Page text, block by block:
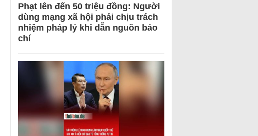
Phạt lên đến 50 triệu đồng: Người
dùng mạng xã hội phải chịu trách
nhiệm pháp lý khi dẫn nguồn báo
chí